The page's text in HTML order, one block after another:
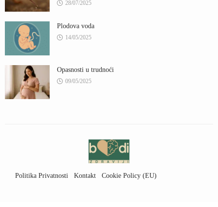
28/07/2025
Plodova voda
14/05/2025
Opasnosti u trudnoći
09/05/2025
Politika Privatnosti Kontakt Cookie Policy (EU)